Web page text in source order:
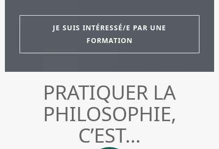
JE SUIS INTÉRESSÉ/E PAR UNE
FORMATION
PRATIQUER LA
PHILOSOPHIE,
C’EST…